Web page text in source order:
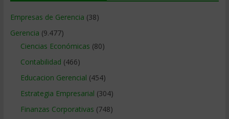
Empresas de Gerencia (38)
Gerencia (9.477)
Ciencias Económicas (80)
Contabilidad (466)
Educacion Gerencial (454)
Estrategia Empresarial (304)
Finanzas Corporativas (748)